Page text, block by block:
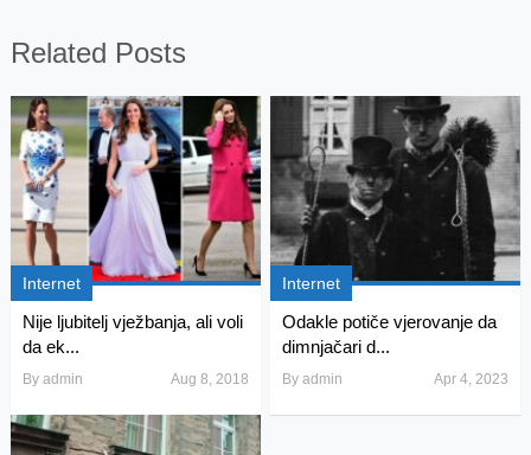
Related Posts
Internet
Nije ljubitelj vježbanja, ali voli
da ek...
By admin Aug 8, 2018
Internet
Odakle potiče vjerovanje da
dimnjačari d...
Byadmin Apr 4, 2023